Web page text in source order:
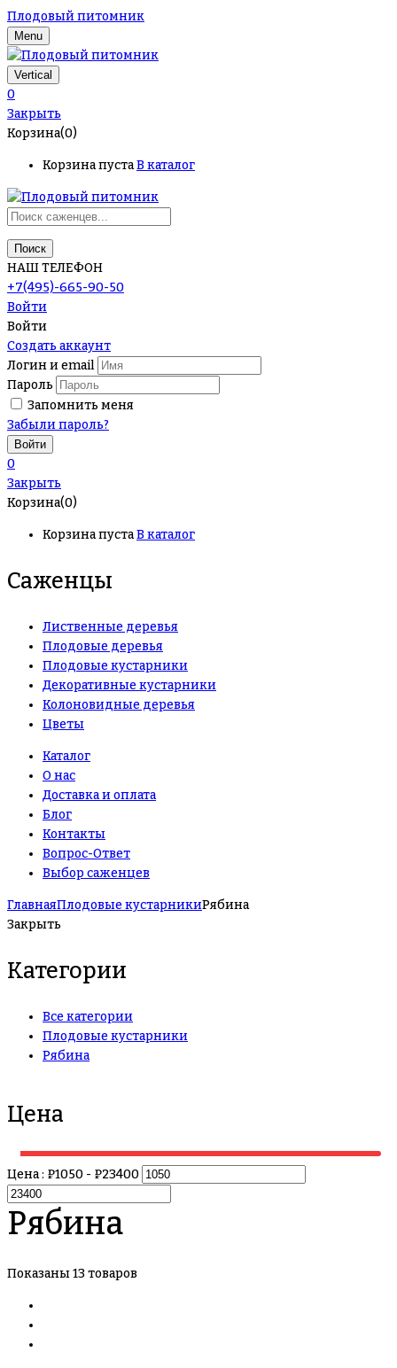
Плодовый питомник
Menu
Vertical
0
Закрыть
Корзина(0)
Корзина пустаВ каталог
Поиск
НАШ ТЕЛЕФОН
+7(495)-665-90-50
Войти
Войти
Создать аккаунт
Логин и email
Пароль
Запомнить меня
Забыли пароль?
0
Закрыть
Корзина(0)
Корзина пустаВ каталог
Саженцы
Лиственные деревья
Плодовые деревья
Плодовые кустарники
Декоративные кустарники
Колоновидные деревья
Цветы
Каталог
О нас
Доставка и оплата
Блог
Контакты
Вопрос-Ответ
Выбор саженцев
ГлавнаяПлодовые кустарникиРябина
Закрыть
Категории
Все категории
Плодовые кустарники
Рябина
Цена
Цена : ₽1050 - ₽23400
Рябина
Показаны 13 товаров